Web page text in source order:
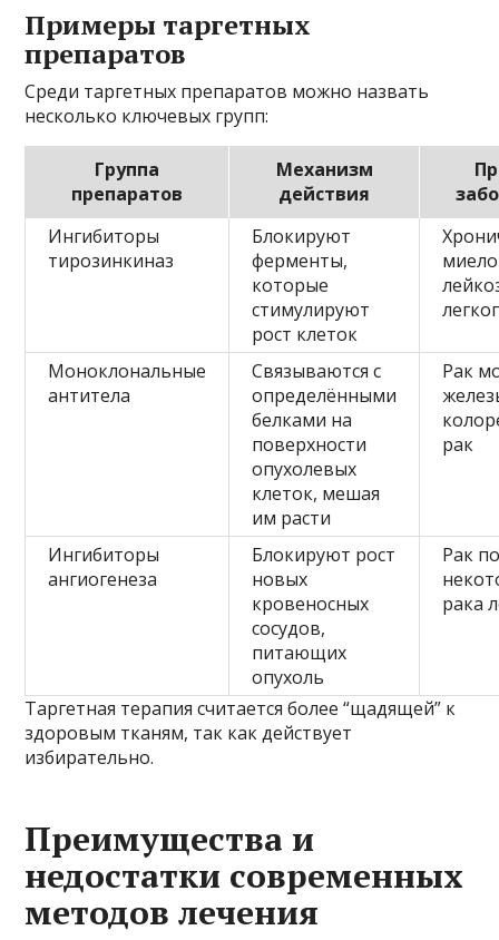
Примеры таргетных
препаратов
Среди таргетных препаратов можно назвать
несколько ключевых групп:
Группа
препаратов
Механизм
действия
Ингибиторы
тирозинкиназ
Блокируют
ферменты,
которые
стимулируют
рост клеток
Моноклональные
антитела
Связываются с
определёнными
белками на
поверхности
опухолевых
клеток, мешая
им расти
Рак
рак
Ингибиторы
ангиогенеза
Блокируют рост
новых
кровеносных
сосудов,
питающих
опухоль
Рак
рака
Таргетная терапия считается более “щадящей” к
здоровым тканям, так как действует
избирательно.
Преимущества и
недостатки современных
методов лечения